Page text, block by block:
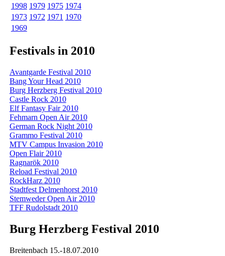
1998 1979 1975 1974
1973 1972 1971 1970
1969
Festivals in 2010
Avantgarde Festival 2010
Bang Your Head 2010
Burg Herzberg Festival 2010
Castle Rock 2010
Elf Fantasy Fair 2010
Fehmarn Open Air 2010
German Rock Night 2010
Grammo Festival 2010
MTV Campus Invasion 2010
Open Flair 2010
Ragnarök 2010
Reload Festival 2010
RockHarz 2010
Stadtfest Delmenhorst 2010
Stemweder Open Air 2010
TFF Rudolstadt 2010
Burg Herzberg Festival 2010
Breitenbach 15.-18.07.2010